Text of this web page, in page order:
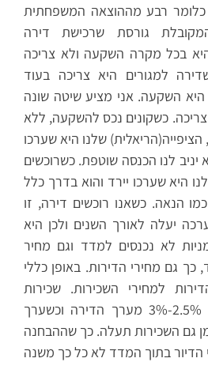
רבע מההוצאה המשפחתית
גורסת שרכישת דירה
בכל מקרה השקעה ולא צריכה
למגורים היא צריכה בעוד
השקעה. אני מציע שיטה שונה
צריכה. כשקונים נכס להשקעה, ללא
שלנו היא שערכו
יניב לנו הכנסה שוטפת. כשרוכשים
היא שערכו יירד והוא בדרך כלל
הנאה. כשאנו רוכשים דירה, זו
יעלה לאורך השנים ולכן היא
לא נכנסים למדד וגם מחיר
כך גם מחירי הדירות. באופן כללי
למחירי השכירות. שכירות
מקובלת בשנה היא כ- 2.5%-3% מערך הדירה וכשערך
גם השכירות תעלה. כך שההבחנה